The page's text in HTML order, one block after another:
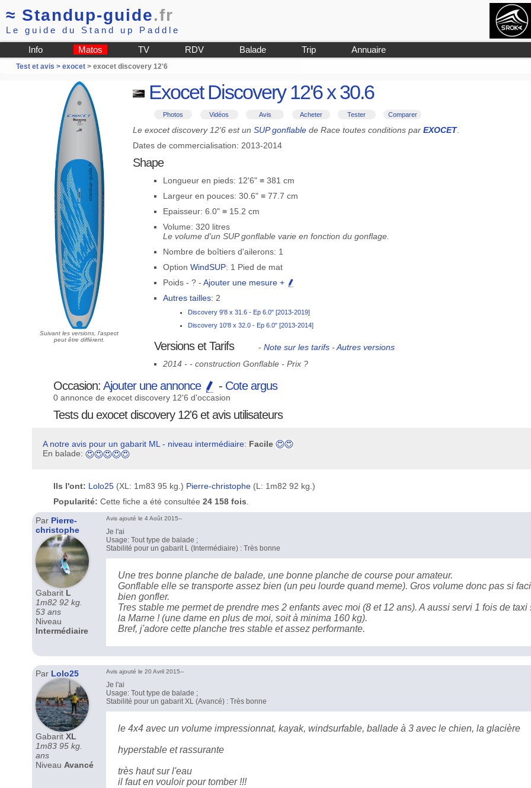
≈ Standup-guide.fr
Le guide du Stand up Paddle
Info
Matos TV RDV Balade Trip Annuaire
Test et avis > exocet> exocet discovery 12'6
Suivant les versions, l'aspect
peut être différent.
Exocet Discovery 12'6 x 30.6
Photos Vidéos Avis Acheter Tester Comparer
Le exocet discovery 12'6 est un SUP gonflablede Race toutes conditions par EXOCET.
Dates de commercialisation: 2013-2014
Shape
Longueur en pieds: 12'6" ≡ 381 cm
Largeur en pouces: 30.6" ≡ 77.7 cm
Epaisseur: 6.0" ≡ 15.2 cm
Volume: 320 litres
Le volume d'un SUP gonflable varie en fonction du gonflage.
Nombre de boîtiers d'ailerons: 1
OptionWindSUP: 1 Pied de mat
Poids - ? -Ajouter une mesure +
Autres tailles: 2
Discovery 9'8 x 31.6 - Ep 6.0" [2013-2019]
Discovery 10'8 x 32.0 - Ep 6.0" [2013-2014]
Versions et Tarifs - Note sur les tarifs-Autres versions
2014 - - construction Gonflable - Prix ?
Occasion:Ajouter une annonce - Cote argus
0 annonce de exocet discovery 12'6 d'occasion
Tests du exocet discovery 12'6 et avis utilisateurs
A notre avis pour un gabarit ML - niveau intermédiaire: Facile
En balade:
Ils l'ont: Lolo25 (XL: 1m83 95 kg.) Pierre-christophe (L: 1m82 92 kg.)
Popularité: Cette fiche a été consultée24 158 fois.
Par Pierre-
christophe
Gabarit L
1m82 92 kg.
53 ans
Niveau
Intermédiaire
Avis ajouté le 4 Août 2015--
Je l'ai
Usage: Tout type de balade ;
Stabilité pour un gabarit L (Intermédiaire) : Très bonne
Une tres bonne planche de balade, une bonne planche de course pour amateur.
Gonflable elle se transporte assez bien (un peu lourde quand meme). Gros volume donc pas si
bien gonfler.
Tres stable me permet de prendre mes 2 enfants avec moi (8 et 12 ans). A aussi servi 1 fois de taxi
la Marne ! (une dame en plus de moi, soit à minima 160 kg).
Bref, j'adore cette planche tres stable et assez performante.
Par Lolo25
Gabarit XL
1m83 95 kg.
ans
Niveau Avancé
Avis ajouté le 20 Avril 2015--
Je l'ai
Usage: Tout type de balade ;
Stabilité pour un gabarit XL (Avancé) : Très bonne
le 4x4 avec un volume impressionnat, kayak, windsurfable, ballade à 3 avec le chien, la glacière
hyperstable et rassurante
très haut sur l'eau
il faut en vouloir pour tomber !!!